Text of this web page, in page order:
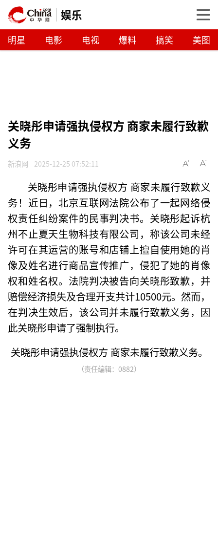
娱乐
明星 电影 电视 爆料 搞笑 美图
关晓彤申请强执侵权方 商家未履行致歉
义务
新浪网 2025-12-25 07:52:11
关晓彤申请强执侵权方 商家未履行致歉义
务！近日，北京互联网法院公布了一起网络侵
权责任纠纷案件的民事判决书。关晓彤起诉杭
州不止夏天生物科技有限公司，称该公司未经
许可在其运营的账号和店铺上擅自使用她的肖
像及姓名进行商品宣传推广，侵犯了她的肖像
权和姓名权。法院判决被告向关晓彤致歉，并
赔偿经济损失及合理开支共计10500元。然而，
在判决生效后，该公司并未履行致歉义务，因
此关晓彤申请了强制执行。
关晓彤申请强执侵权方 商家未履行致歉义务。
（责任编辑：0882）